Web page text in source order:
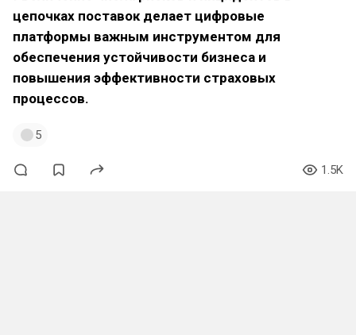
цепочках поставок делает цифровые
платформы важным инструментом для
обеспечения устойчивости бизнеса и
повышения эффективности страховых
процессов.
5
1.5K